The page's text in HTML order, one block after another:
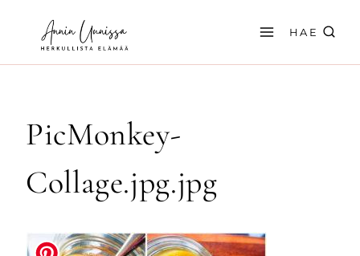
sisältöön
HAE
PicMonkey-
Collage.jpg.jpg